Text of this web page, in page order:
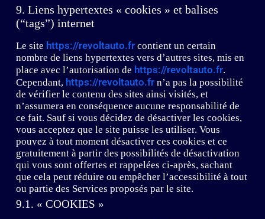
9. Liens hypertextes « cookies » et balises
(“tags”) internet
Le site https://revoltauto.frcontient un certain
nombre de liens hypertextes vers d’autres sites, mis en
place avec l’autorisation de https://revoltauto.fr.
Cependant, https://revoltauto.frn’a pas la possibilité
de vérifier le contenu des sites ainsi visités, et
n’assumera en conséquence aucune responsabilité de
ce fait. Sauf si vous décidez de désactiver les cookies,
vous acceptez que le site puisse les utiliser. Vous
pouvez à tout moment désactiver ces cookies et ce
gratuitement à partir des possibilités de désactivation
qui vous sont offertes et rappelées ci-après, sachant
que cela peut réduire ou empêcher l’accessibilité à tout
ou partie des Services proposés par le site.
9.1. « COOKIES »